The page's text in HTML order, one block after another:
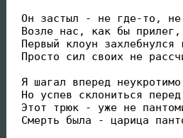
Он застыл - не где-то,
Возле нас, как бы
Первый клоун захлебнулся
Просто сил своих не
Я шагал вперед
Но успев склониться
Этот трюк - уже не
Смерть была - царица